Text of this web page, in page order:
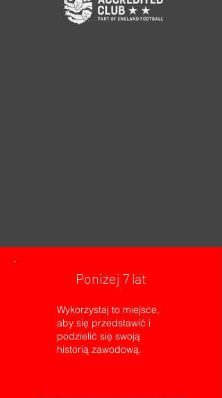
Poniżej 7 lat
Wykorzystaj to miejsce,
aby się przedstawić i
podzielić się swoją
historią zawodową.